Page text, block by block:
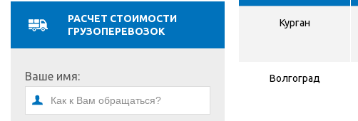
РАСЧЕТ СТОИМОСТИ
ГРУЗОПЕРЕВОЗОК
Ваше имя:
Курган
Волгоград